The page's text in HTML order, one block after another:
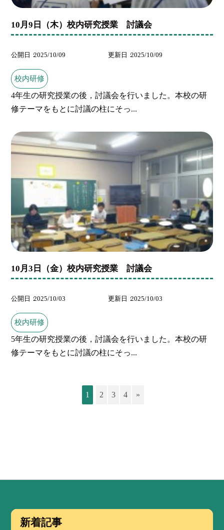
10月9日（木）校内研究授業 討議会
公開日 2025/10/09 更新日 2025/10/09
校内研修
4年生の研究授業の後，討議会を行いました。本校の研
修テーマをもとに討議の柱にそっ...
10月3日（金）校内研究授業 討議会
公開日 2025/10/03 更新日 2025/10/03
校内研修
5年生の研究授業の後，討議会を行いました。本校の研
修テーマをもとに討議の柱にそっ...
1 2 3 4 »
新着記事